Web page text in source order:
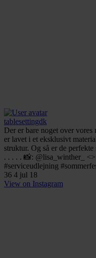
tablesettingdk
Der er bare noget over
er lavet i et eksklusivt
struktur. Og så er de
. . . . . 📸: @lisa_winther_
#serviceudlejning
36 4 jul 18
View on Instagram